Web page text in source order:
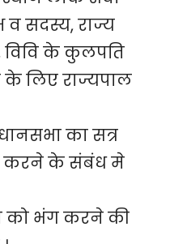
सदस्य, राज्य
विवि के कुलपति
के लिए राज्यपाल
का सत्र
करने के संबंध मे
को भंग करने की